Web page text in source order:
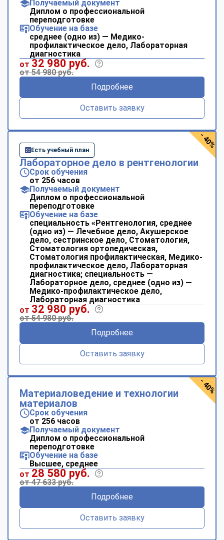
Получаемый документ
Диплом о профессиональной
переподготовке
Обучение на базе
среднее (одно из) — Медико-
профилактическое дело, Лабораторная
диагностика
от 32 980 руб.
от 54 980 руб.
Подробнее
Оставить заявку
Есть учебный план
Лабораторное дело в рентгенологии
Срок обучения
от 256 часов
Получаемый документ
Диплом о профессиональной
переподготовке
Обучение на базе
специальность «Рентгенология, среднее
(одно из) — Лечебное дело, Акушерское
дело, сестринское дело, Стоматология,
Стоматология ортопедическая,
Стоматология профилактическая, Медико-
профилактическое дело, Лабораторная
диагностика; специальность —
Лабораторное дело, среднее (одно из) —
Медико-профилактическое дело,
Лабораторная диагностика
от 32 980 руб.
от 54 980 руб.
Подробнее
Оставить заявку
- 40%
Материаловедение и технологии
материалов
Срок обучения
от 256 часов
Получаемый документ
Диплом о профессиональной
переподготовке
Обучение на базе
Высшее, среднее
от 28 580 руб.
от 47 633 руб.
Подробнее
Оставить заявку
- 40%